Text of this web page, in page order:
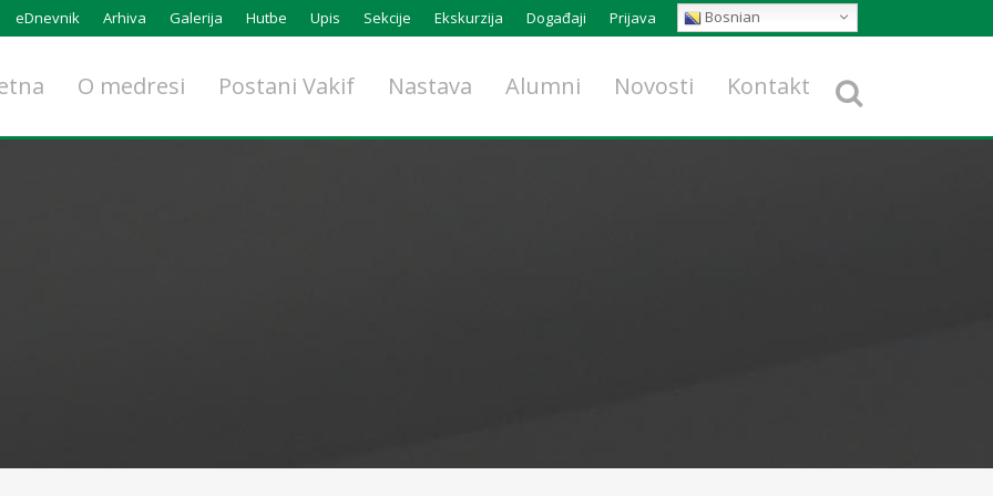
eDnevnik Arhiva Galerija Hutbe Upis Sekcije Ekskurzija Događaji Prijava Bosnian
O medresi Postani Vakif Nastava Alumni Novosti Kontakt